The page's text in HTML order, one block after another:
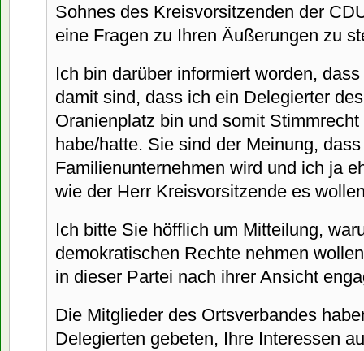
Sohnes des Kreisvorsitzenden der
eine Fragen zu Ihren Äußerungen zu
Ich bin darüber informiert worden,
damit sind, dass ich ein Delegierter
Oranienplatz bin und somit
habe/hatte. Sie sind der Meinung,
Familienunternehmen wird und ich ja
wie der Herr Kreisvorsitzende es
Ich bitte Sie höfflich um Mitteilung,
demokratischen Rechte nehmen
in dieser Partei nach ihrer Ansicht
Die Mitglieder des Ortsverbandes
Delegierten gebeten, Ihre Interessen